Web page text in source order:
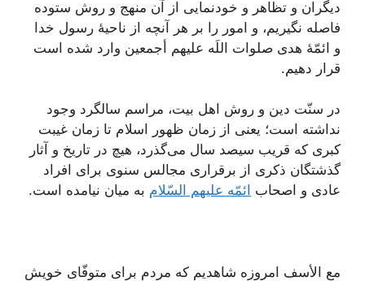
دیگران و تظاهر و خودنمایی از آن منهج و روش ستوده
فاصله نگیریم، و امور را بر هر آنچه از ناحیۀ رسول خدا
و ائمّۀ هدی صلوات اللَه علیهم أجمعین وارد شده است
قرار دهیم.
در سنّت دین و روش اهل بیت، مراسم سالگرد وجود
نداشته است؛ یعنی از زمان ظهور اسلام تا زمان غیبت
کبری که قریب سیصد سال می‌گذرد، هیچ در تاریخ و آثار
گذشتگان ذکری از برقراری مجالس سنوی برای افراد
عادی و اصحاب ائمّه علیهم السّلام به میان نیامده است.
مع الأسف امروزه شاهدیم که مردم برای متوفّای خویش